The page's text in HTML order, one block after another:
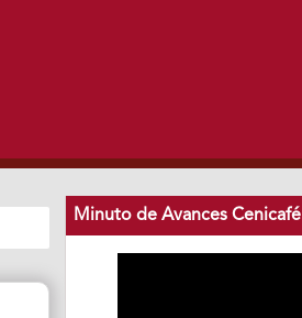
Minuto de Avances Cenicafé